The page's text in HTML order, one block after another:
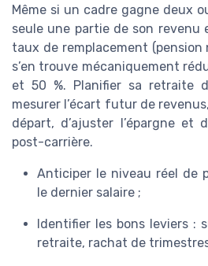
Même si un cadre gagne deux
seule une partie de son revenu
taux de remplacement
s’en trouve mécaniquement
et 50 %. Planifier sa retraite
mesurer l’écart futur de
départ, d’ajuster l’épargne et
post-carrière.
Anticiper le niveau réel de
le dernier salaire ;
Identifier les bons leviers :
retraite, rachat de